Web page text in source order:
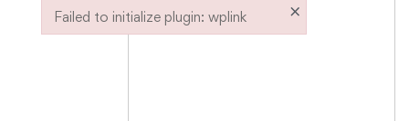
Failed to initialize plugin: wplink ×
Failed to initialize plugin: wplink